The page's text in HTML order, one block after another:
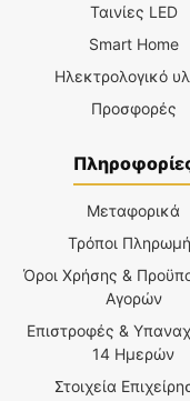
Ταινίες LED
Smart Home
Ηλεκτρολογικό
Προσφορές
Μεταφορικά
Τρόποι
Όροι Χρήσης &
Αγορών
Επιστροφές &
14 Ημερών
Στοιχεία